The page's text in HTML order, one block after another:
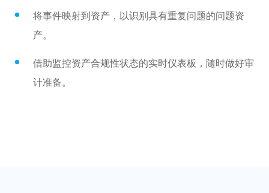
将事件映射到资产，以识别具有重复问题的问题资
产。
借助监控资产合规性状态的实时仪表板，随时做好审
计准备。